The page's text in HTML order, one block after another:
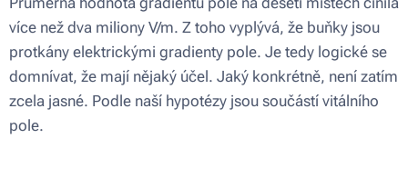
více než dva miliony V/m. Z toho vyplývá, že buňky jsou
protkány elektrickými gradienty pole. Je tedy logické se
domnívat, že mají nějaký účel. Jaký konkrétně, není zatím
zcela jasné. Podle naší hypotézy jsou součástí vitálního
pole.